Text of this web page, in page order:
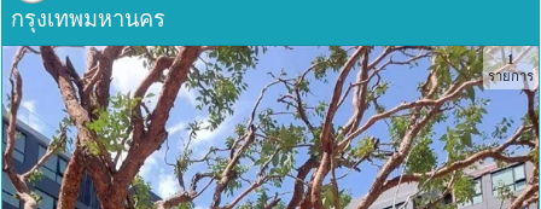
กรุงเทพมหานคร
1
รายการ